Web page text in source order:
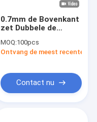
0.7mm de Bovenkant
zet Dubbele de
SUS304 van het
Keukenroestvrije
MOQ:100pcs
Ontvang de meest recente
Contact nu